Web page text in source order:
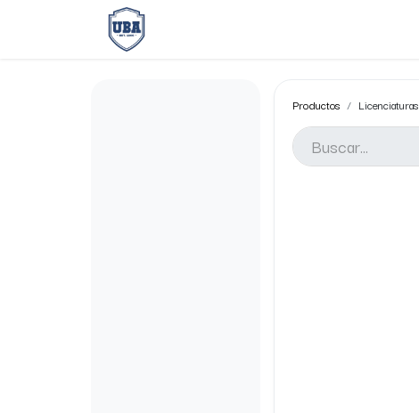
Productos Licenciaturas